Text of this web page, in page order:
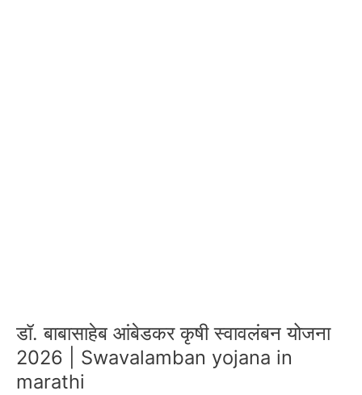
डॉ. बाबासाहेब आंबेडकर कृषी स्वावलंबन योजना
2026 | Swavalamban yojana in
marathi